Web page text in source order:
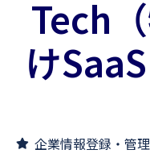
Tech
け
企業情報登録・管理